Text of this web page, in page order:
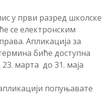
у први разред школске
се електронским
Апликација за
биће доступна
марта до 31. маја
попуњавате